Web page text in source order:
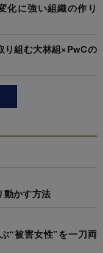
化に強い組織の作り
り組む大林組×PwCの
動かす方法
“被害女性”を一刀両